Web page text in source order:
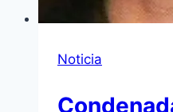
Noticia